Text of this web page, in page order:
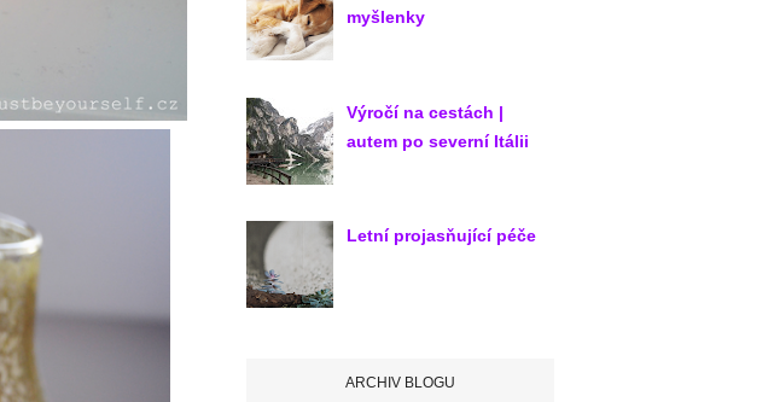
myšlenky
Výročí na cestách |
autem po severní Itálii
Letní projasňující péče
ARCHIV BLOGU